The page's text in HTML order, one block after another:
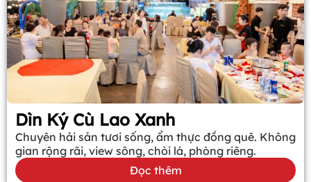
Dìn Ký Cù Lao Xanh
Chuyên hải sản tươi sống, ẩm thực đồng quê. Không
gian rộng rãi, view sông, chòi lá, phòng riêng.
Đọc thêm